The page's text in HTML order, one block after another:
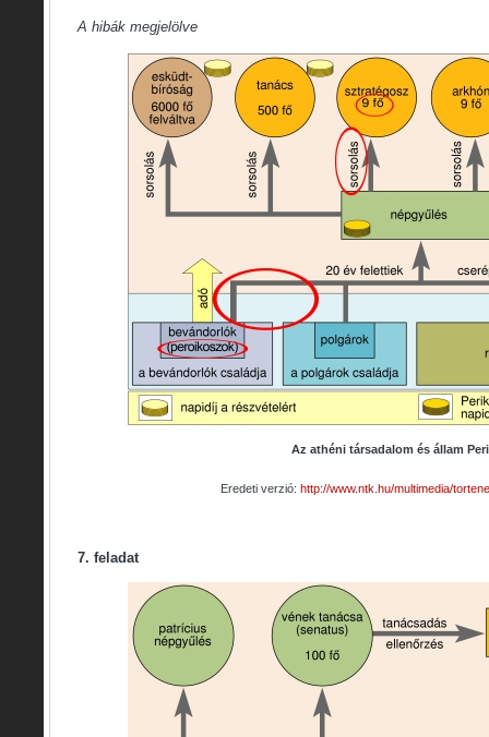
A hibák megjelölve
Az athéni társadalom és állam
Eredeti verzió: http://www.ntk.hu/multimedia/
7. feladat